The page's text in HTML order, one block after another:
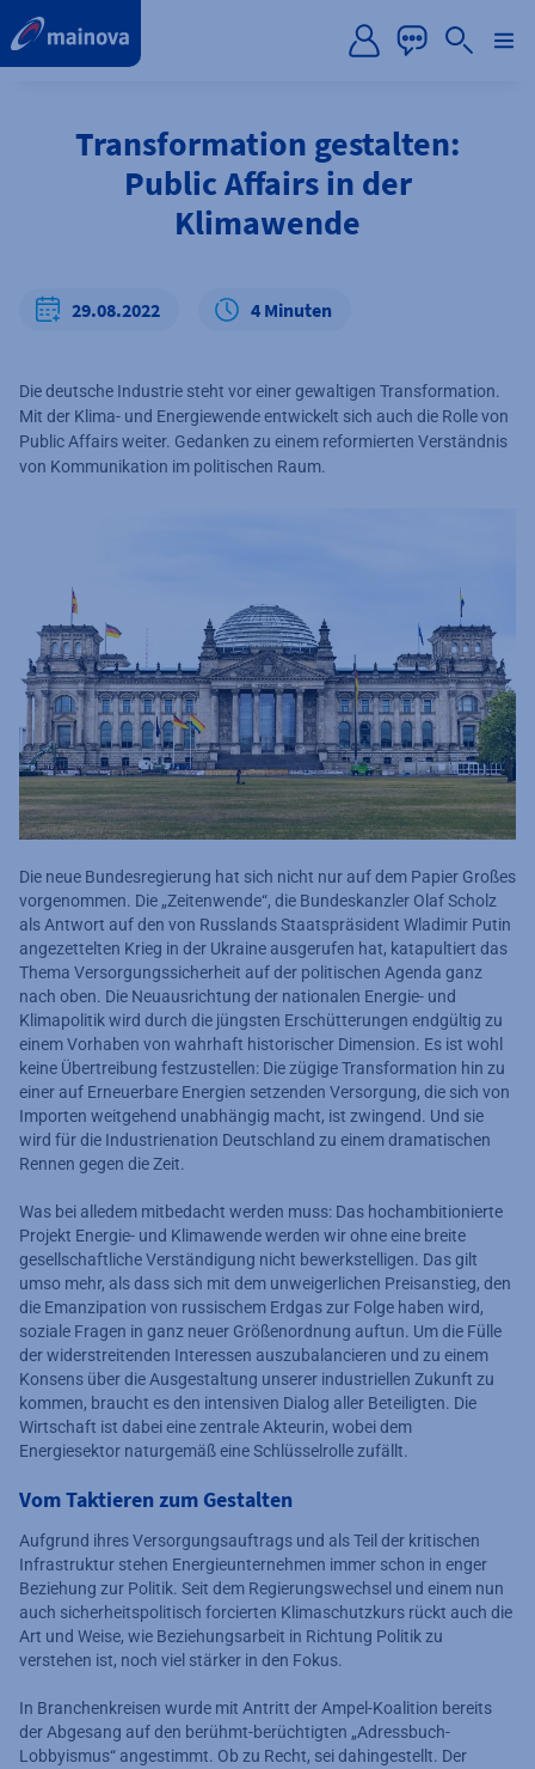
Transformation gestalten:
Public Affairs in der
Klimawende
29.08.2022 4 Minuten
Die deutsche Industrie steht vor einer gewaltigen Transformation.
Mit der Klima- und Energiewende entwickelt sich auch die Rolle von
Public Affairs weiter. Gedanken zu einem reformierten Verständnis
von Kommunikation im politischen Raum.
Die neue Bundesregierung hat sich nicht nur auf dem Papier Großes
vorgenommen. Die „Zeitenwende“, die Bundeskanzler Olaf Scholz
als Antwort auf den von Russlands Staatspräsident Wladimir Putin
angezettelten Krieg in der Ukraine ausgerufen hat, katapultiert das
Thema Versorgungssicherheit auf der politischen Agenda ganz
nach oben. Die Neuausrichtung der nationalen Energie- und
Klimapolitik wird durch die jüngsten Erschütterungen endgültig zu
einem Vorhaben von wahrhaft historischer Dimension. Es ist wohl
keine Übertreibung festzustellen: Die zügige Transformation hin zu
einer auf Erneuerbare Energien setzenden Versorgung, die sich von
Importen weitgehend unabhängig macht, ist zwingend. Und sie
wird für die Industrienation Deutschland zu einem dramatischen
Rennen gegen die Zeit.
Was bei alledem mitbedacht werden muss: Das hochambitionierte
Projekt Energie- und Klimawende werden wir ohne eine breite
gesellschaftliche Verständigung nicht bewerkstelligen. Das gilt
umso mehr, als dass sich mit dem unweigerlichen Preisanstieg, den
die Emanzipation von russischem Erdgas zur Folge haben wird,
soziale Fragen in ganz neuer Größenordnung auftun. Um die Fülle
der widerstreitenden Interessen auszubalancieren und zu einem
Konsens über die Ausgestaltung unserer industriellen Zukunft zu
kommen, braucht es den intensiven Dialog aller Beteiligten. Die
Wirtschaft ist dabei eine zentrale Akteurin, wobei dem
Energiesektor naturgemäß eine Schlüsselrolle zufällt.
Vom Taktieren zum Gestalten
Aufgrund ihres Versorgungsauftrags und als Teil der kritischen
Infrastruktur stehen Energieunternehmen immer schon in enger
Beziehung zur Politik. Seit dem Regierungswechsel und einem nun
auch sicherheitspolitisch forcierten Klimaschutzkurs rückt auch die
Art und Weise, wie Beziehungsarbeit in Richtung Politik zu
verstehen ist, noch viel stärker in den Fokus.
In Branchenkreisen wurde mit Antritt der Ampel-Koalition bereits
der Abgesang auf den berühmt-berüchtigten „Adressbuch-
Lobbyismus“ angestimmt. Ob zu Recht, sei dahingestellt. Der